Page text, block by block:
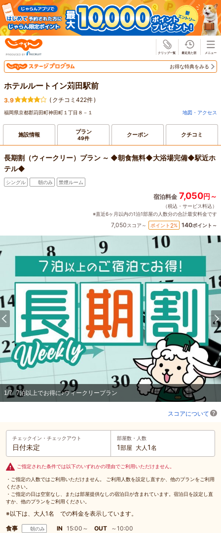
お得な特典をみる
ホテルルートイン苅田駅前
3.9 ( クチコミ422件)
福岡県京都郡苅田町神田町１丁目８－１ 地図・アクセス
施設情報 プラン
49件 クーポン クチコミ
長期割（ウィークリー）プラン ～ ◆朝食無料◆大浴場完備◆駅近ホ
テル◆
シングル 朝のみ 禁煙ルーム
宿泊料金 7,050円～
（税込・サービス料込）
※直近6ヶ月以内の1泊1部屋の人数分の合計最安料金です
7,050スコア～ ポイント 2% 140ポイント～
1/7 7泊以上でお得に♪ウィークリープラン
スコアについて
チェックイン・ チェックアウト
日付未定
部屋数・人数
1部屋 大人1名
ご指定された条件では以下のいずれかの理由でご利用いただけません。
・ご指定の人数ではご利用いただけません。 ご利用人数を設定し直すか、他のプランをご利用
ください。
・ご指定の日は空室なし、または部屋提供なしの宿泊日が含まれています。宿泊日を設定し直
すか、他のプランをご利用ください。
※以下は、大人1名 での料金を表示しています。
食事
朝のみ IN 15:00～ OUT ～10:00